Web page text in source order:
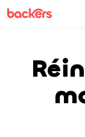
Skip to content